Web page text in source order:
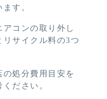
す。
コンの取り外し
サイクル料の3つ
処分費用目安を
ださい。